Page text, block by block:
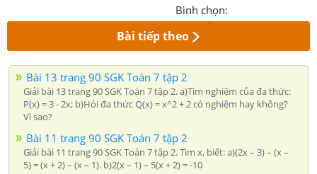
Bình chọn:
Bài tiếp theo
Bài 13 trang 90 SGK Toán 7 tập 2
Giải bài 13 trang 90 SGK Toán 7 tập 2. a)Tìm nghiệm của đa thức:
P(x) = 3 - 2x; b)Hỏi đa thức Q(x) = x^2 + 2 có nghiệm hay không?
Vì sao?
Bài 11 trang 90 SGK Toán 7 tập 2
Giải bài 11 trang 90 SGK Toán 7 tập 2. Tìm x, biết: a)(2x – 3) – (x –
5) = (x + 2) – (x – 1). b)2(x – 1) – 5(x + 2) = -10